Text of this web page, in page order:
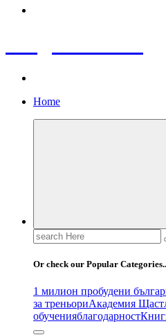
Home
Search
for:
Or check our Popular
1 милион пробудени
за треньориАкадемия
обученияблагодарност